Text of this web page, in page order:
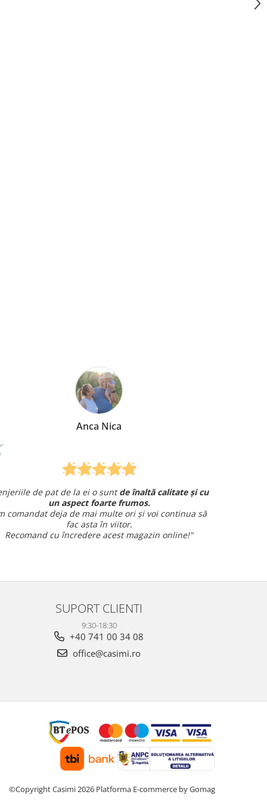
Anca Nica
de pat de la ei o suntde înaltă calitate și cu
un aspect foarte frumos.
comandat deja de mai multe ori și voi continua să
fac asta în viitor.
Recomand cu încredere acest magazin online!"
SUPORT CLIENTI
9:30-18:30
+40 741 00 34 08
office@casimi.ro
©Copyright Casimi 2026 Platforma E-commerce by Gomag